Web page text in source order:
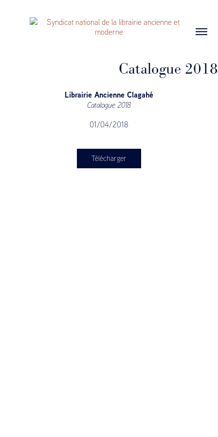
Catalogue 2018
Librairie Ancienne Clagahé
Catalogue 2018
01/04/2018
Télécharger